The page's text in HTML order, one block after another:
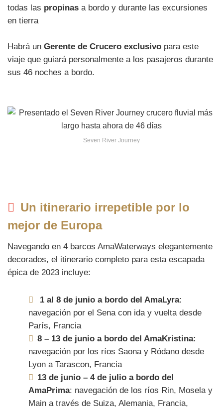
todas las propinas a bordo y durante las excursiones
en tierra
Habrá un Gerente de Crucero exclusivo para este
viaje que guiará personalmente a los pasajeros durante
sus 46 noches a bordo.
Seven River Journey
Un itinerario irrepetible por lo
mejor de Europa
Navegando en 4 barcos AmaWaterways elegantemente
decorados, el itinerario completo para esta escapada
épica de 2023 incluye:
1 al 8 de junio a bordo del AmaLyra:
navegación por el Sena con ida y vuelta desde
París, Francia
8 – 13 de junio a bordo del AmaKristina:
navegación por los ríos Saona y Ródano desde
Lyon a Tarascon, Francia
13 de junio – 4 de julio a bordo del
AmaPrima: navegación de los ríos Rin, Mosela y
Main a través de Suiza, Alemania, Francia,